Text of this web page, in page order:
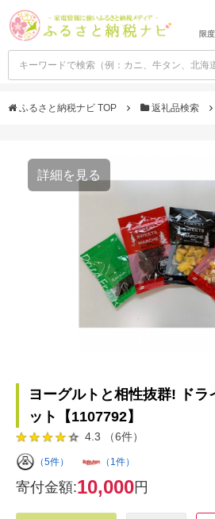
限
ふるさと納税ナビ TOP 返礼品検索
詳細を見る
ヨーグルトと相性抜群! ドラ
ット【1107792】
4.3 （6件）
（5件） （1件）
寄付金額:10,000円